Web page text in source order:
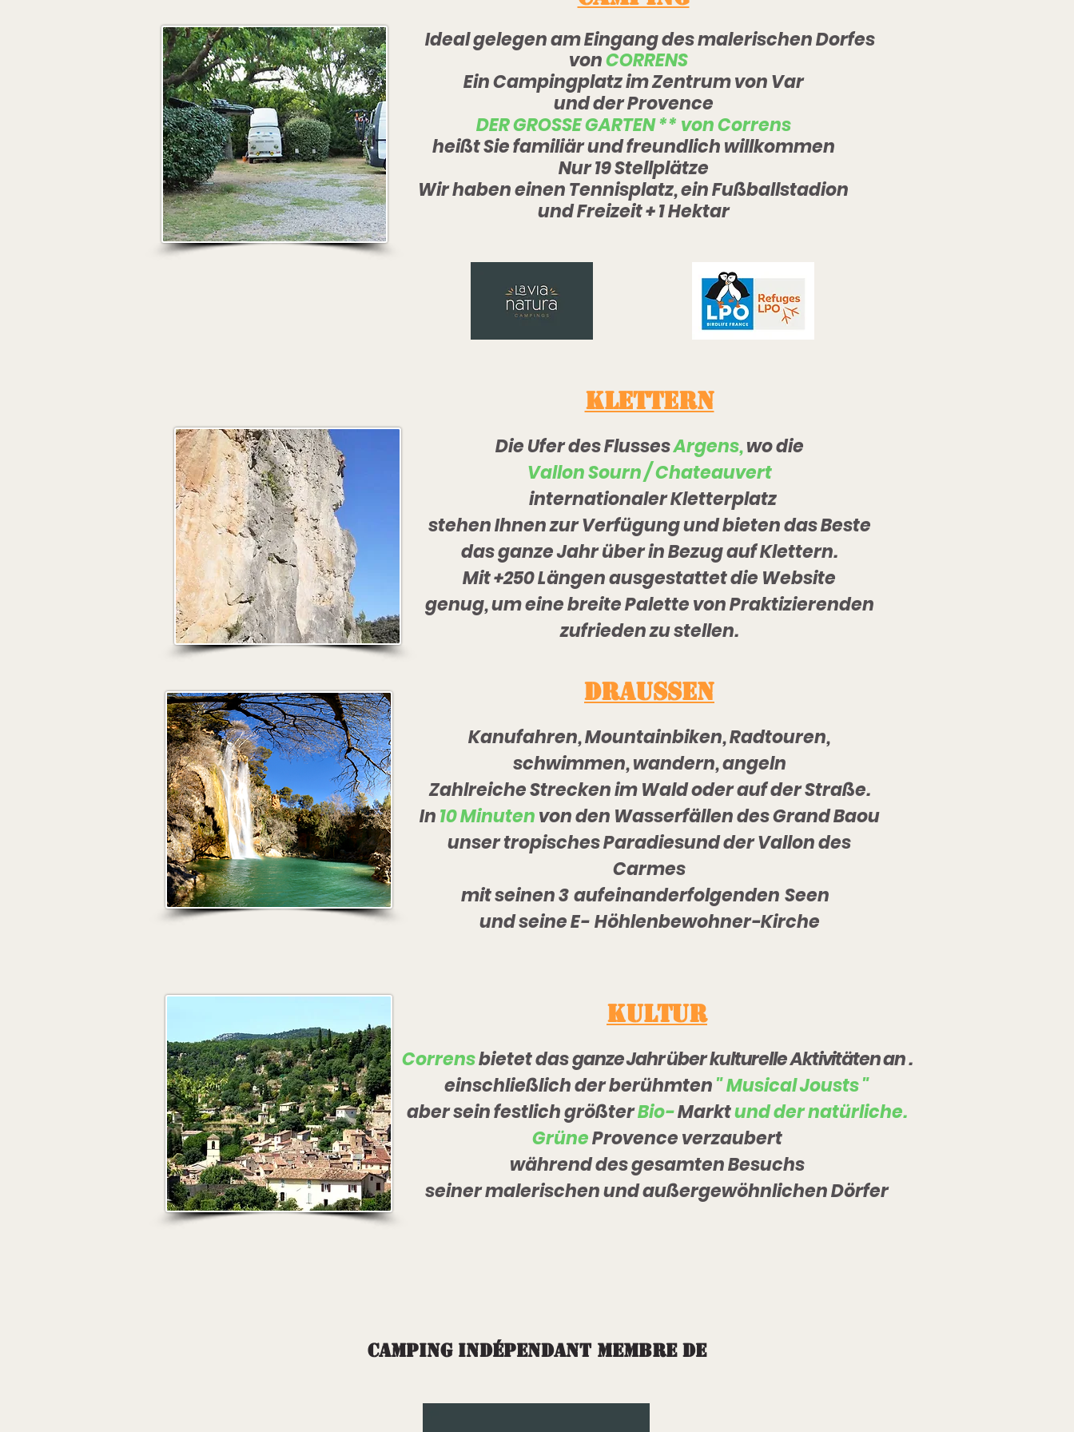
Ideal gelegen am Eingang des malerischen Dorfes
vonCORRENS
Ein Campingplatz im Zentrum von Var
und der Provence
DER GROSSE GARTEN ** von Correns
heißt Sie familiär und freundlich willkommen
Nur 19 Stellplätze
Wir haben einen Tennisplatz, ein Fußballstadion
und Freizeit + 1 Hektar
KLETTERN
Die Ufer des FlussesArgens,wo die
Vallon Sourn / Chateauvert
internationaler Kletterplatz
stehen Ihnen zur Verfügung und bieten dasBeste
das ganze Jahr über in Bezug auf Klettern.
Mit +250 Längen ausgestattet die Website
genug, um eine breite Palette von Praktizierenden
zufrieden zu stellen.
DRAUSSEN
Kanufahren, Mountainbiken, Radtouren,
schwimmen, wandern,angeln
Zahlreiche Strecken im Wald oder auf der Straße.
In10 Minutenvon den Wasserfällen des Grand Baou
unser tropisches Paradiesund der Vallon des
Carmes
mit seinen 3aufeinanderfolgenden Seen
und seine E- Höhlenbewohner-Kirche
KULTUR
Corrensbietet dasganze Jahr überkulturelleAktivitäten an.
einschließlich der berühmten"MusicalJousts"
aber sein festlich größterBio-Marktund der natürliche.
GrüneProvenceverzaubert
während des gesamten Besuchs
seiner malerischen und außergewöhnlichen Dörfer
Camping indépendant membre de